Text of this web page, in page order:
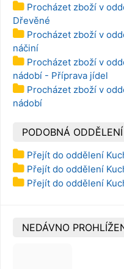
Procházet zboží v
Dřevěné
Procházet zboží v
náčiní
Procházet zboží v
nádobí - Příprava jídel
Procházet zboží v
nádobí
PODOBNÁ ODDĚLENÍ
Přejít do oddělení
Přejít do oddělení
Přejít do oddělení
NEDÁVNO